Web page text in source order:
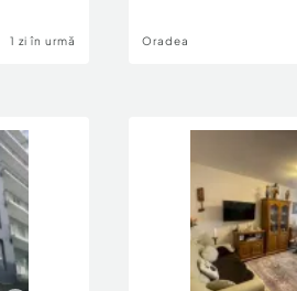
1 zi în urmă Oradea